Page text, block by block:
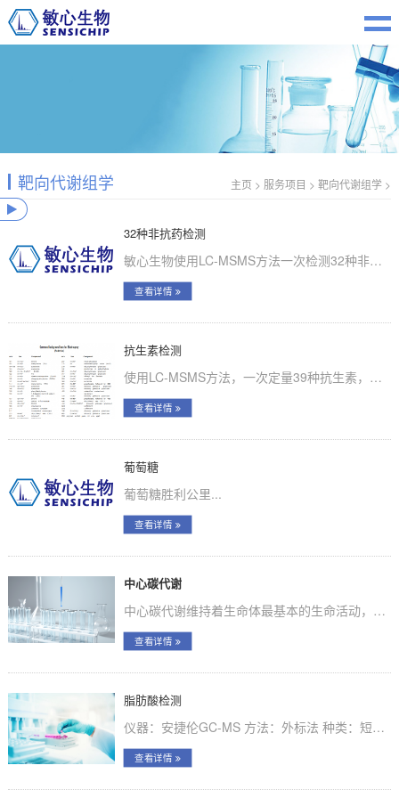
靶向代谢组学 主页 > 服务项目 >靶向代谢组学 >
32种非抗药检测
敏心生物使用LC-MSMS方法一次检测32种非抗药...
查看详情
抗生素检测
使用LC-MSMS方法，一次定量39种抗生素，包括青霉素类、磺胺类、四黄素类、喹诺酮类等，欢迎来电咨询具体指标。...
查看详情
葡萄糖
葡萄糖胜利公里...
查看详情
中心碳代谢
中心碳代谢维持着生命体最基本的生命活动，动物疾病的发生和植物逆境的出现通常伴随着严重的代谢紊乱，且大多归咎于能量代谢紊乱。能量代谢也影响...
查看详情
脂肪酸检测
仪器：安捷伦GC-MS 方法：外标法 种类：短链脂肪酸包括甲酸，乙酸、丙酸、异丁酸、丁酸、异戊酸、戊酸。...
查看详情